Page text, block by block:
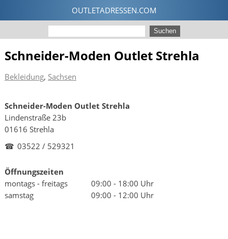
Schneider-Moden Outlet Strehla
Bekleidung, Sachsen
Schneider-Moden Outlet Strehla
Lindenstraße 23b
01616 Strehla
☎ 03522 / 529321
Öffnungszeiten
montags - freitags
09:00 - 18:00 Uhr
samstag
09:00 - 12:00 Uhr